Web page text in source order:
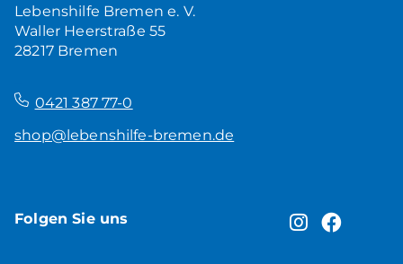
Lebenshilfe Bremen e. V.
Waller Heerstraße 55
28217 Bremen
0421 387 77-0
shop@lebenshilfe-bremen.de
Folgen Sie uns